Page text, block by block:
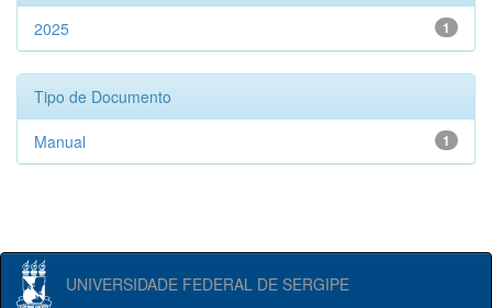
1
2025
Tipo de Documento
1
Manual
UNIVERSIDADE FEDERAL DE SERGIPE